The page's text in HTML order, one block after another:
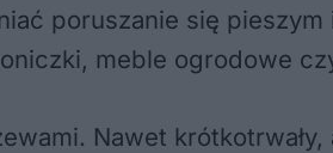
poruszanie się
meble ogrodowe
Nawet krótkotrwały,